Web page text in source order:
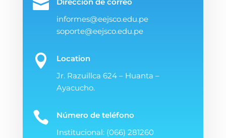

informes@eejsco.edu.pe
soporte@eejsco.edu.pe

Location
Jr. Razuillca 624 – Huanta –
Ayacucho.

Número de teléfono
Institucional: (066) 281260